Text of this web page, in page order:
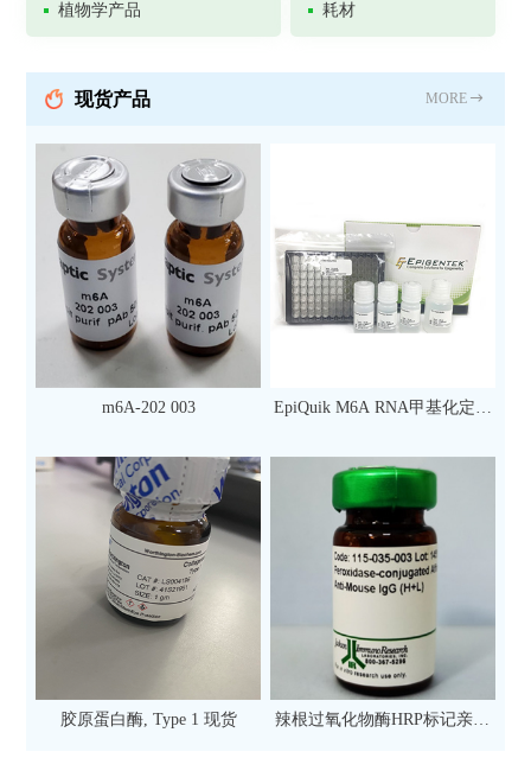
植物学产品 耗材
现货产品 MORE
m6A-202 003
EpiQuik M6A RNA甲基化定量
次）
胶原蛋白酶, Type 1 现货
辣根过氧化物酶HRP标记亲和